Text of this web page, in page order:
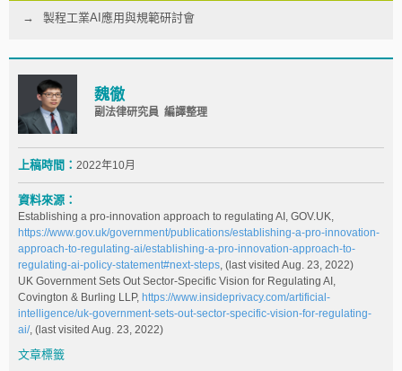
製程工業AI應用與規範研討會
魏徹
副法律研究員 編譯整理
上稿時間： 2022年10月
資料來源：
Establishing a pro-innovation approach to regulating AI, GOV.UK,
https://www.gov.uk/government/publications/establishing-a-pro-innovation-
approach-to-regulating-ai/establishing-a-pro-innovation-approach-to-
regulating-ai-policy-statement#next-steps , (last visited Aug. 23, 2022)
UK Government Sets Out Sector-Specific Vision for Regulating AI,
Covington & Burling LLP, https://www.insideprivacy.com/artificial-
intelligence/uk-government-sets-out-sector-specific-vision-for-regulating-
ai/, (last visited Aug. 23, 2022)
文章標籤